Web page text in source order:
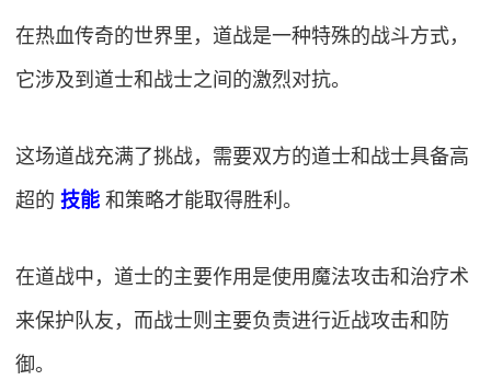
在热血传奇的世界里，道战是一种特殊的战斗方式，
它涉及到道士和战士之间的激烈对抗。
这场道战充满了挑战，需要双方的道士和战士具备高
超的 技能 和策略才能取得胜利。
在道战中，道士的主要作用是使用魔法攻击和治疗术
来保护队友，而战士则主要负责进行近战攻击和防
御。